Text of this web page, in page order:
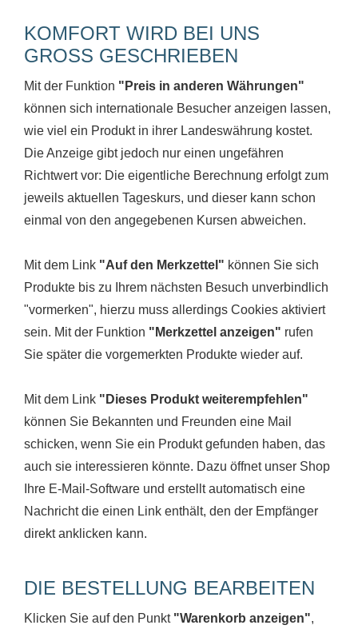
KOMFORT WIRD BEI UNS
GROSS GESCHRIEBEN
Mit der Funktion "Preis in anderen Währungen"
können sich internationale Besucher anzeigen lassen,
wie viel ein Produkt in ihrer Landeswährung kostet.
Die Anzeige gibt jedoch nur einen ungefähren
Richtwert vor: Die eigentliche Berechnung erfolgt zum
jeweils aktuellen Tageskurs, und dieser kann schon
einmal von den angegebenen Kursen abweichen.
Mit dem Link "Auf den Merkzettel" können Sie sich
Produkte bis zu Ihrem nächsten Besuch unverbindlich
"vormerken", hierzu muss allerdings Cookies aktiviert
sein. Mit der Funktion "Merkzettel anzeigen" rufen
Sie später die vorgemerkten Produkte wieder auf.
Mit dem Link "Dieses Produkt weiterempfehlen"
können Sie Bekannten und Freunden eine Mail
schicken, wenn Sie ein Produkt gefunden haben, das
auch sie interessieren könnte. Dazu öffnet unser Shop
Ihre E-Mail-Software und erstellt automatisch eine
Nachricht die einen Link enthält, den der Empfänger
direkt anklicken kann.
DIE BESTELLUNG BEARBEITEN
Klicken Sie auf den Punkt "Warenkorb anzeigen",